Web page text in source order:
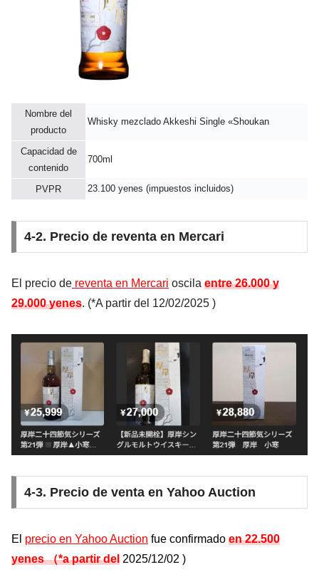
Nombre del
producto
Whisky mezclado Akkeshi Single «Shoukan
Capacidad de
contenido
700ml
PVPR 23.100 yenes (impuestos incluidos)
4-2. Precio de reventa en Mercari
El precio de reventa en Mercari oscila entre 26.000 y
29.000 yenes. (*A partir del 12/02/2025 )
4-3. Precio de venta en Yahoo Auction
El precio en Yahoo Auction fue confirmado en 22.500
yenes （*a partir del 2025/12/02 )